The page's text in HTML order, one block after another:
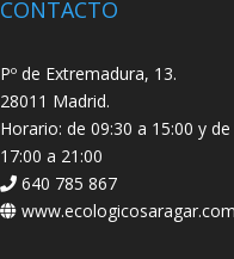
CONTACTO
Pº de Extremadura, 13.
28011 Madrid.
Horario: de 09:30 a 15:00 y de
17:00 a 21:00
640 785 867
www.ecologicosaragar.com